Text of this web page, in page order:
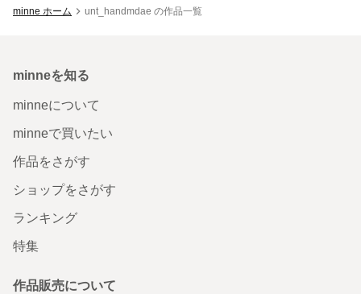
minne ホーム unt_handmdae の作品一覧
minneを知る
minneについて
minneで買いたい
作品をさがす
ショップをさがす
ランキング
特集
作品販売について